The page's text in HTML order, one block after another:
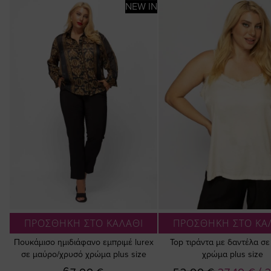
NEW IN
ΠΡΟΣΘΗΚΗ ΣΤΟ ΚΑΛΑΘΙ
Πουκάμισο ημιδιάφανο εμπριμέ lurex
σε μαύρο/χρυσό χρώμα plus size
ΠΡΟΣΘΗΚΗ ΣΤΟ
Top τιράντα με δαντέλα
χρώμα plus size